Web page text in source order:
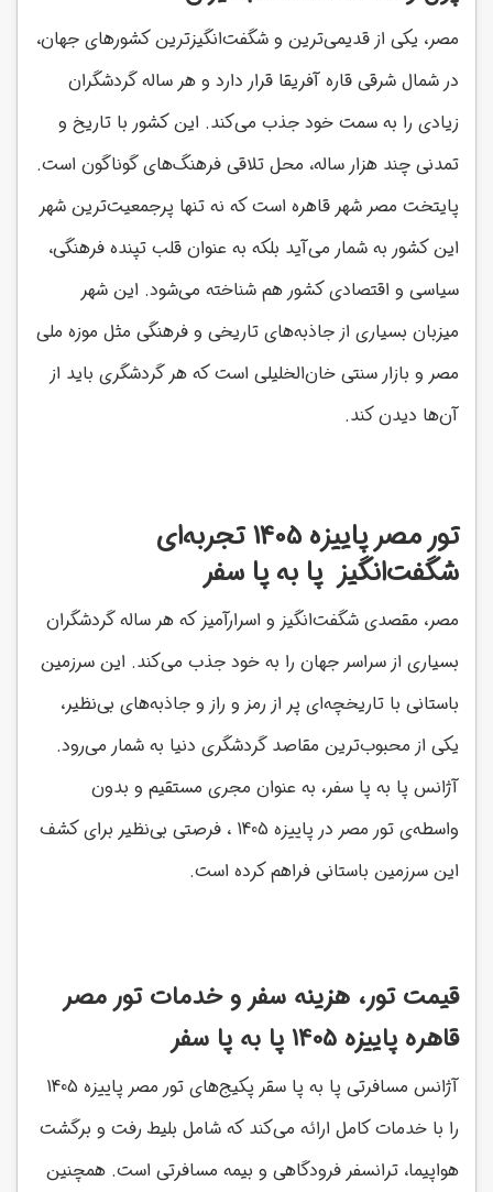
مصر، یکی از قدیمی‌ترین و شگفت‌انگیزترین کشورهای جهان،
در شمال شرقی قاره آفریقا قرار دارد و هر ساله گردشگران
زیادی را به سمت خود جذب می‌کند. این کشور با تاریخ و
تمدنی چند هزار ساله، محل تلاقی فرهنگ‌های گوناگون است.
پایتخت مصر شهر قاهره است که نه تنها پرجمعیت‌ترین شهر
این کشور به شمار می‌آید بلکه به عنوان قلب تپنده فرهنگی،
سیاسی و اقتصادی کشور هم شناخته می‌شود. این شهر
میزبان بسیاری از جاذبه‌های تاریخی و فرهنگی مثل موزه ملی
مصر و بازار سنتی خان‌الخلیلی است که هر گردشگری باید از
آن‌ها دیدن کند.
تور مصر پاییزه 1405 تجربه‌ای
شگفت‌انگیز پا به پا سفر
مصر، مقصدی شگفت‌انگیز و اسرارآمیز که هر ساله گردشگران
بسیاری از سراسر جهان را به خود جذب می‌کند. این سرزمین
باستانی با تاریخچه‌ای پر از رمز و راز و جاذبه‌های بی‌نظیر،
یکی از محبوب‌ترین مقاصد گردشگری دنیا به شمار می‌رود.
آژانس پا به پا سفر، به عنوان مجری مستقیم و بدون
واسطه‌ی تور مصر در پاییزه 1405 ، فرصتی بی‌نظیر برای کشف
این سرزمین باستانی فراهم کرده است.
قیمت تور، هزینه سفر و خدمات تور مصر
قاهره پاییزه 1405 پا به پا سفر
آژانس مسافرتی پا به پا سقر پکیج‌های تور مصر پاییزه 1405
را با خدمات کامل ارائه می‌کند که شامل بلیط رفت و برگشت
هواپیما، ترانسفر فرودگاهی و بیمه مسافرتی است. همچنین